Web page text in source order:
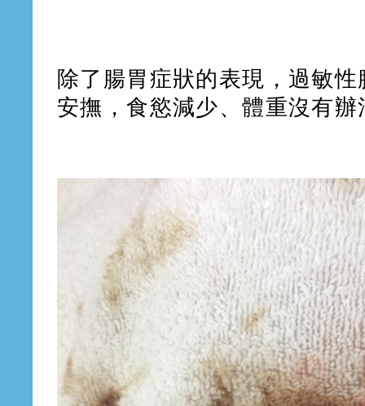
除了腸胃症狀的表現，過敏
安撫，食慾減少、體重沒有